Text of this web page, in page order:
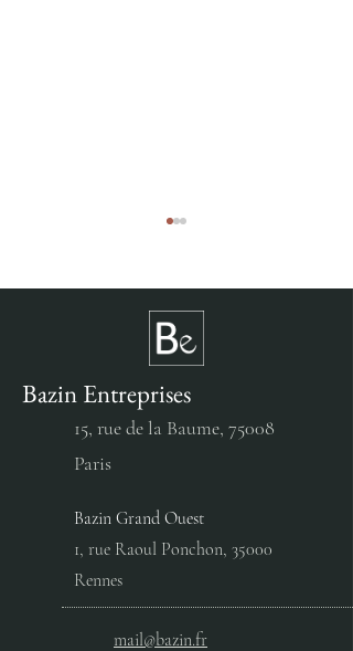
PETROINEOS - PROJET
IRIS
Bazin Entreprises
15, rue de la Baume, 75008
Paris
Bazin Grand Ouest
1, rue Raoul Ponchon, 35000
Rennes
mail@bazin.fr